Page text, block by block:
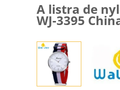
A listra de
WJ-3395